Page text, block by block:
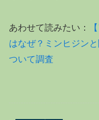
あわせて読みたい：
はなぜ？ミンヒジン
ついて調査